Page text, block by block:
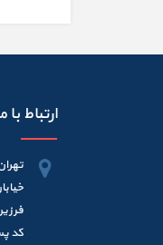
ارتباط با
کد پستی :